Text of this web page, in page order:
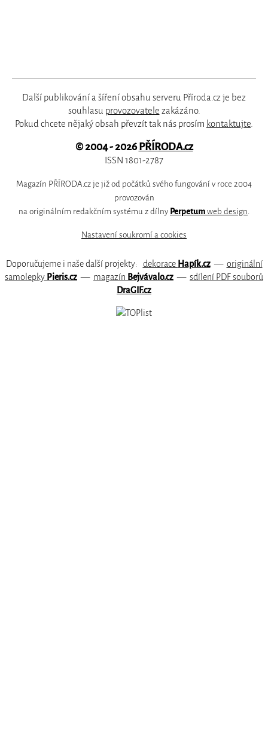
Další publikování a šíření obsahu serveru Příroda.cz je bez
souhlasu provozovatele zakázáno.
Pokud chcete nějaký obsah převzít tak nás prosím kontaktujte
© 2004 - 2026PŘÍRODA.cz
ISSN 1801-2787
Magazín PŘÍRODA.cz je již od počátků svého fungování v roce 2004
provozován
na originálním redakčním systému z dílny Perpetum web design
Nastavení soukromí a cookies
Doporučujeme i naše další projekty: dekorace Hapík.cz— originální
samolepky Pieris.cz — magazín Bejvávalo.cz — sdílení PDF souborů
DraGIF.cz